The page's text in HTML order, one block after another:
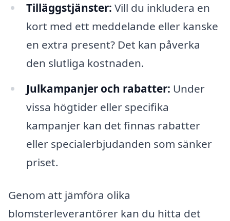
Tilläggstjänster: Vill du inkludera en
kort med ett meddelande eller kanske
en extra present? Det kan påverka
den slutliga kostnaden.
Julkampanjer och rabatter: Under
vissa högtider eller specifika
kampanjer kan det finnas rabatter
eller specialerbjudanden som sänker
priset.
Genom att jämföra olika
blomsterleverantörer kan du hitta det